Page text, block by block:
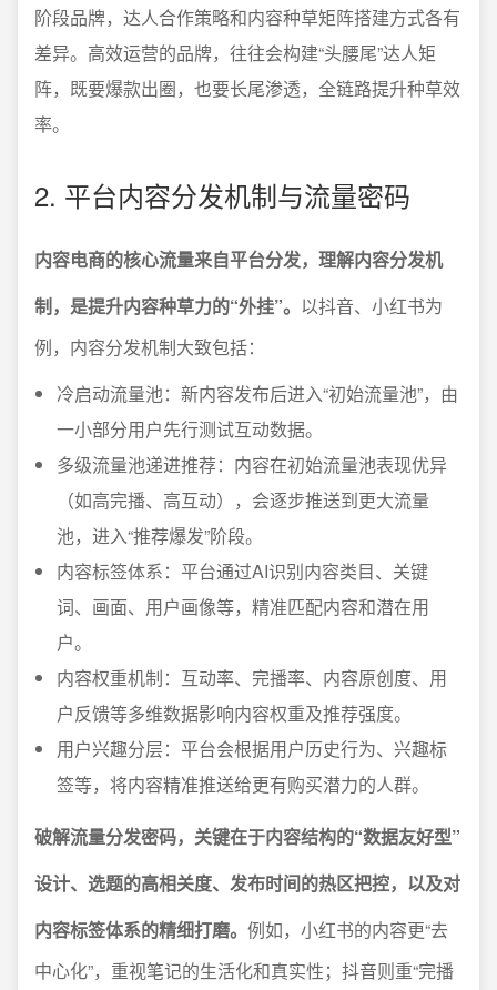
阶段品牌，达人合作策略和内容种草矩阵搭建方式各有
差异。高效运营的品牌，往往会构建“头腰尾”达人矩
阵，既要爆款出圈，也要长尾渗透，全链路提升种草效
率。
2. 平台内容分发机制与流量密码
内容电商的核心流量来自平台分发，理解内容分发机
制，是提升内容种草力的“外挂”。 以抖音、小红书为
例，内容分发机制大致包括：
冷启动流量池：新内容发布后进入“初始流量池”，由
一小部分用户先行测试互动数据。
多级流量池递进推荐：内容在初始流量池表现优异
（如高完播、高互动），会逐步推送到更大流量
池，进入“推荐爆发”阶段。
内容标签体系：平台通过AI识别内容类目、关键
词、画面、用户画像等，精准匹配内容和潜在用
户。
内容权重机制：互动率、完播率、内容原创度、用
户反馈等多维数据影响内容权重及推荐强度。
用户兴趣分层：平台会根据用户历史行为、兴趣标
签等，将内容精准推送给更有购买潜力的人群。
破解流量分发密码，关键在于内容结构的“数据友好型”
设计、选题的高相关度、发布时间的热区把控，以及对
内容标签体系的精细打磨。 例如，小红书的内容更“去
中心化”，重视笔记的生活化和真实性；抖音则重“完播